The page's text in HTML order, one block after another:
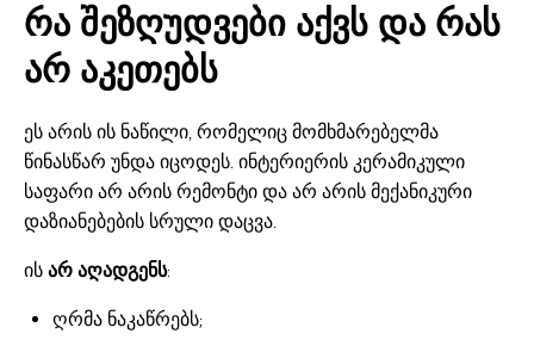
რა შეზღუდვები აქვს და რას
არ აკეთებს
ეს არის ის ნაწილი, რომელიც მომხმარებელმა
წინასწარ უნდა იცოდეს. ინტერიერის კერამიკული
საფარი არ არის რემონტი და არ არის მექანიკური
დაზიანებების სრული დაცვა.
ის არ აღადგენს:
ღრმა ნაკაწრებს;